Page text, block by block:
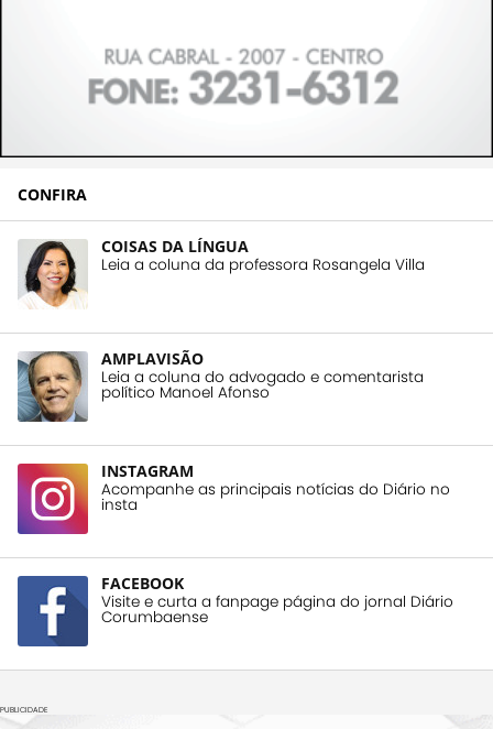
CONFIRA
COISAS DA LÍNGUA
Leia a coluna da professora Rosangela Villa
AMPLAVISÃO
Leia a coluna do advogado e comentarista
político Manoel Afonso
INSTAGRAM
Acompanhe as principais notícias do Diário no
insta
FACEBOOK
Visite e curta a fanpage página do jornal Diário
Corumbaense
PUBLICIDADE